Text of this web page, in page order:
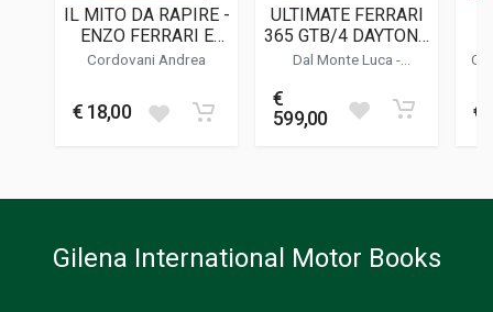
21 x 27 x 1 cm
Informazioni aggiuntive
IL MITO DA RAPIRE -
ENZO FERRARI E
L'OMBRA DEI
Cordovani Andrea
€ 18,00
ULTIMATE FERRARI
365 GTB/4 DAYTONA
- THE DEFINITIVE
Dal Monte Luca -
€
599,00
€
Gilena International Motor Books